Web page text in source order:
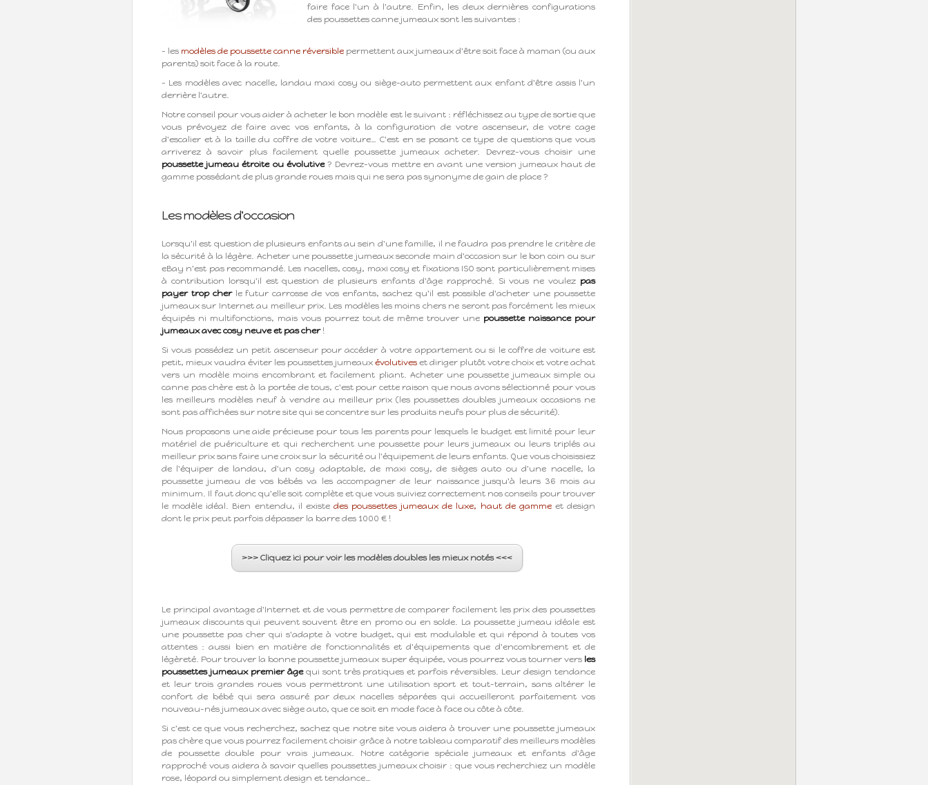
faire face l'un à l'autre. Enfin, les deux dernières configurations
des poussettes canne jumeaux sont les suivantes :
– les modèles de poussette canne réversible permettent aux jumeaux d'être soit face à maman (ou aux
parents) soit face à la route.
– Les modèles avec nacelle, landau maxi cosy ou siège-auto permettent aux enfant d'être assis l'un
derrière l'autre.
Notre conseil pour vous aider à acheter le bon modèle est le suivant : réfléchissez au type de sortie que
vous prévoyez de faire avec vos enfants, à la configuration de votre ascenseur, de votre cage
d'escalier et à la taille du coffre de votre voiture… C'est en se posant ce type de questions que vous
arriverez à savoir plus facilement quelle poussette jumeaux acheter. Devrez-vous choisir une
poussette jumeau étroite ou évolutive? Devrez-vous mettre en avant une version jumeaux haut de
gamme possédant de plus grande roues mais qui ne sera pas synonyme de gain de place ?
Les modèles d'occasion
Lorsqu'il est question de plusieurs enfants au sein d'une famille, il ne faudra pas prendre le critère de
la sécurité à la légère. Acheter une poussette jumeaux seconde main d'occasion sur le bon coin ou sur
eBay n'est pas recommandé. Les nacelles, cosy, maxi cosy et fixations ISO sont particulièrement mises
à contribution lorsqu'il est question de plusieurs enfants d'âge rapproché. Si vous ne voulez pas
payer trop cherle futur carrosse de vos enfants, sachez qu'il est possible d'acheter une poussette
jumeaux sur Internet au meilleur prix. Les modèles les moins chers ne seront pas forcément les mieux
équipés ni multifonctions, mais vous pourrez tout de même trouver une poussette naissance pour
jumeaux avec cosy neuve et pas cher!
Si vous possédez un petit ascenseur pour accéder à votre appartement ou si le coffre de voiture est
petit, mieux vaudra éviter les poussettes jumeaux évolutives et diriger plutôt votre choix et votre achat
vers un modèle moins encombrant et facilement pliant. Acheter une poussette jumeaux simple ou
canne pas chère est à la portée de tous, c'est pour cette raison que nous avons sélectionné pour vous
les meilleurs modèles neuf à vendre au meilleur prix (les poussettes doubles jumeaux occasions ne
sont pas affichées sur notre site qui se concentre sur les produits neufs pour plus de sécurité).
Nous proposons une aide précieuse pour tous les parents pour lesquels le budget est limité pour leur
matériel de puériculture et qui recherchent une poussette pour leurs jumeaux ou leurs triplés au
meilleur prix sans faire une croix sur la sécurité ou l'équipement de leurs enfants. Que vous choisissiez
de l'équiper de landau, d'un cosy adaptable, de maxi cosy, de sièges auto ou d'une nacelle, la
poussette jumeau de vos bébés va les accompagner de leur naissance jusqu'à leurs 36 mois au
minimum. Il faut donc qu'elle soit complète et que vous suiviez correctement nos conseils pour trouver
le modèle idéal. Bien entendu, il existe des poussettes jumeaux de luxe, haut de gammeet design
dont le prix peut parfois dépasser la barre des 1000 € !
>>> Cliquez ici pour voir les modèles doubles les mieux notés <<<
Le principal avantage d'Internet et de vous permettre de comparer facilement les prix des poussettes
jumeaux discounts qui peuvent souvent être en promo ou en solde. La poussette jumeau idéale est
une poussette pas cher qui s'adapte à votre budget, qui est modulable et qui répond à toutes vos
attentes : aussi bien en matière de fonctionnalités et d'équipements que d'encombrement et de
légèreté. Pour trouver la bonne poussette jumeaux super équipée, vous pourrez vous tourner vers les
poussettes jumeaux premier âgequi sont très pratiques et parfois réversibles. Leur design tendance
et leur trois grandes roues vous permettront une utilisation sport et tout-terrain, sans altérer le
confort de bébé qui sera assuré par deux nacelles séparées qui accueilleront parfaitement vos
nouveau-nés jumeaux avec siège auto, que ce soit en mode face à face ou côte à côte.
Si c'est ce que vous recherchez, sachez que notre site vous aidera à trouver une poussette jumeaux
pas chère que vous pourrez facilement choisir grâce à notre tableau comparatif des meilleurs modèles
de poussette double pour vrais jumeaux. Notre catégorie spéciale jumeaux et enfants d'âge
rapproché vous aidera à savoir quelles poussettes jumeaux choisir : que vous recherchiez un modèle
rose, léopard ou simplement design et tendance…